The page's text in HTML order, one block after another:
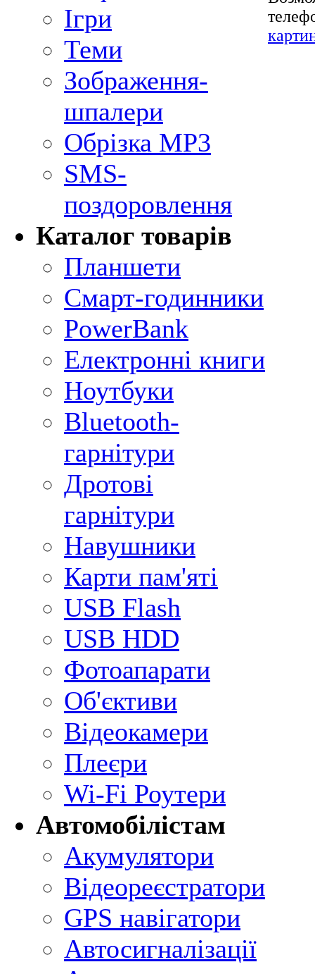
Ігри
Теми
Зображення-
шпалери
Обрізка MP3
SMS-
поздоровлення
Каталог товарів
Планшети
Смарт-годинники
PowerBank
Електронні книги
Ноутбуки
Bluetooth-
гарнітури
Дротові
гарнітури
Навушники
Карти пам'яті
USB Flash
USB HDD
Фотоапарати
Об'єктиви
Відеокамери
Плеєри
Wi-Fi Роутери
Автомобілістам
Акумулятори
Відеореєстратори
GPS навігатори
Автосигналізації